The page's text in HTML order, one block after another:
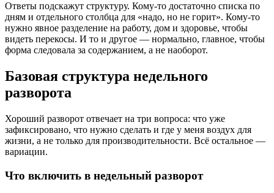
Ответы подскажут структуру. Кому-то достаточно списка по
дням и отдельного столбца для «надо, но не горит». Кому-то
нужно явное разделение на работу, дом и здоровье, чтобы
видеть перекосы. И то и другое — нормально, главное, чтобы
форма следовала за содержанием, а не наоборот.
Базовая структура недельного
разворота
Хороший разворот отвечает на три вопроса: что уже
зафиксировано, что нужно сделать и где у меня воздух для
жизни, а не только для производительности. Всё остальное —
вариации.
Что включить в недельный разворот